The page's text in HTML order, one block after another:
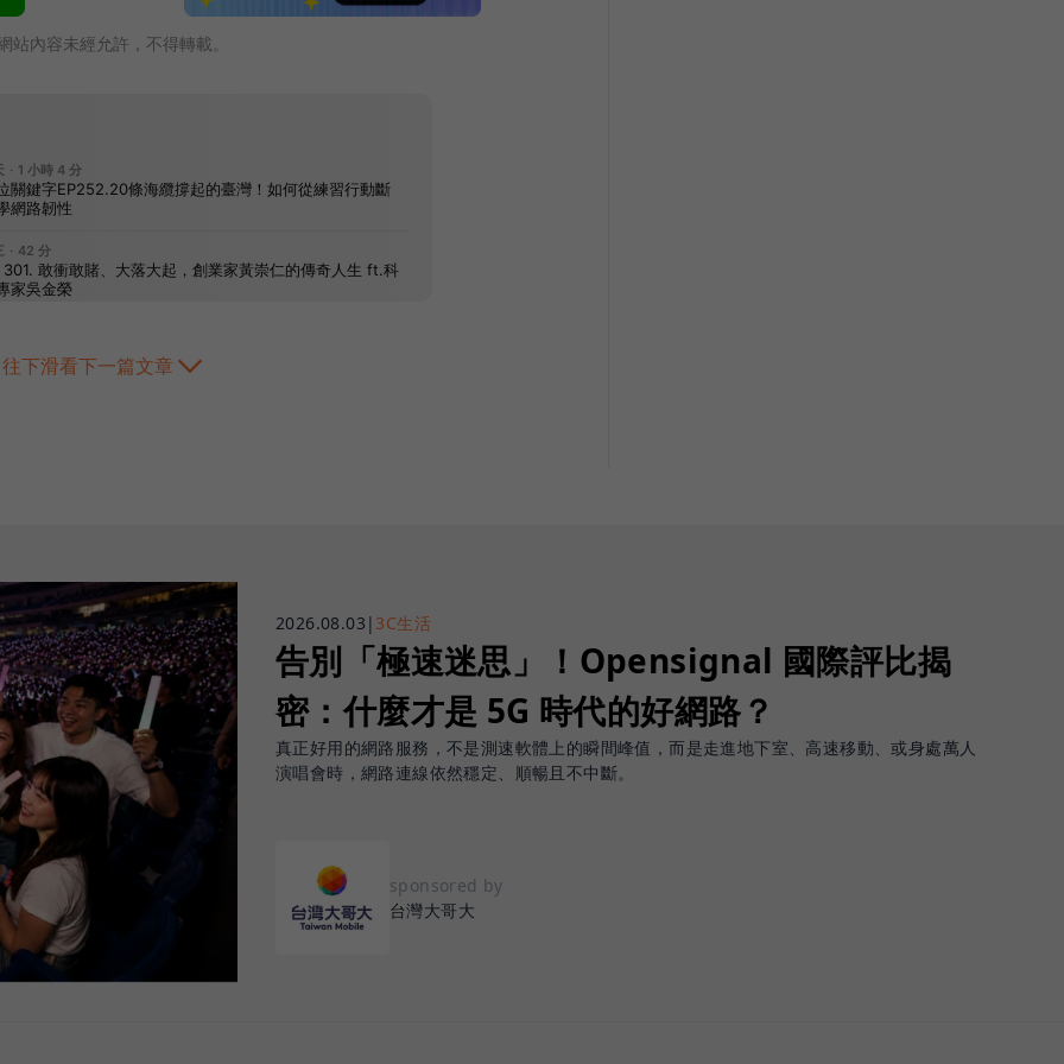
站內容未經允許，不得轉載。
往下滑看下一篇文章
2026.08.03 | 3C生活
告別「極速迷思」！Opensignal 國際評比揭
密：什麼才是 5G 時代的好網路？
真正好用的網路服務，不是測速軟體上的瞬間峰值，而是走進地下室、高速移動、或身處萬人
演唱會時，網路連線依然穩定、順暢且不中斷。
sponsored by
台灣大哥大